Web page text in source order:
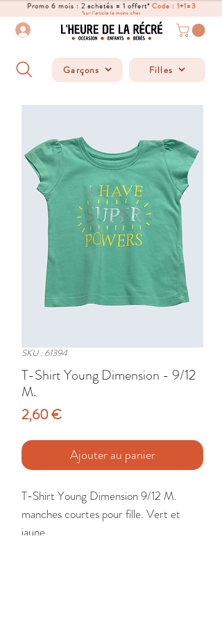
Promo 6 mois : 2 achetés = 1 offert*Code : 1+1=3
*sur l'article le moins cher
Garçons Filles
SKU : 61394
T-Shirt Young Dimension - 9/12
M.
2,60 €Prix
Ajouter au panier
T-Shirt Young Dimension 9/12 M.
manches courtes pour fille. Vert et
jaune.